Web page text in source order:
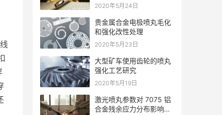
2020年5月24日
贵金属合金电极喷丸毛化
和强化改性处理
2020年5月23日
大型矿车使用齿轮的喷丸
强化工艺研究
2020年5月19日
激光喷丸参数对 7075 铝
合金残余应力分布影响规